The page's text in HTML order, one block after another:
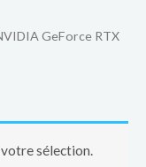
GeForce RTX
sélection.